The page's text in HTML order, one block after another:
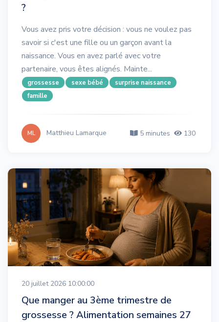
?
Vous avez pris votre décision : vous ne voulez pas
savoir si c'est une fille ou un garçon avant la
naissance. Vous en avez parlé avec votre
partenaire, vous êtes alignés. Mainte...
grossesse sexe bébé
surprise naissance
famille
ML Matthieu Lamarque 5 minutes 130
20 juillet 2026 10:00:00
Que manger au 3ème trimestre de
grossesse ? Alimentation semaines 27